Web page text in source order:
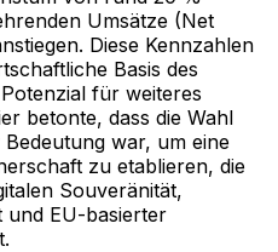
Umsätze (Net
Diese Kennzahlen
Basis des
für weiteres
betonte, dass die Wahl
war, um eine
zu etablieren, die
Souveränität,
und EU-basierter